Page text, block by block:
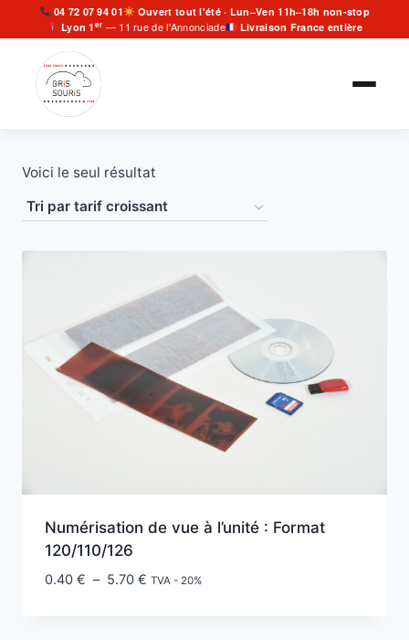
04 72 07 94 01
Ouvert tout l'été · Lun–Ven 11h–18h non-stop
Lyon 1er — 11 rue de l'Annonciade Livraison France entière
au
contenu
Voici le seul résultat
Numérisation de vue à l’unité : Format
120/110/126
0.40 € – 5.70 €Plage
TVA - 20%